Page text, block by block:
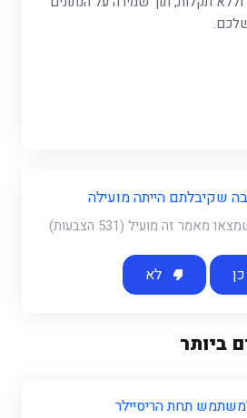
שקיבלתם הייתה מועילה
כן לא
ביותר
תחת הריסיילר